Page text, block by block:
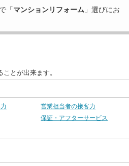
「マンションリフォーム 」選びにお
とが出来ます。
営業担当者の接客力
保証・アフターサービス